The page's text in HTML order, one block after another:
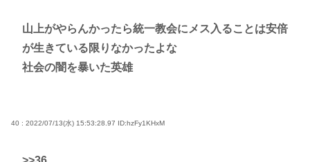
山上がやらんかったら統一教会にメス入ることは安倍
が生きている限りなかったよな
社会の闇を暴いた英雄
40 : 2022/07/13(水) 15:53:28.97 ID:hzFy1KHxM